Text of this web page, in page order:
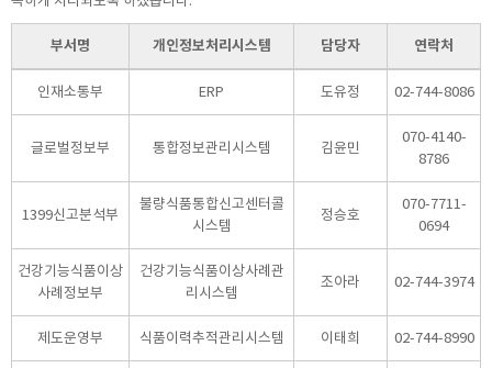
부서명 개인정보처리시스템 담당자 연락처
인재소통부 ERP 도유정 02-744-8086
글로벌정보부 통합정보관리시스템 김윤민
070-4140-
8786
1399신고분석부
불량식품통합신고센터콜
시스템
정승호
070-7711-
0694
건강기능식품이상
사례정보부
건강기능식품이상사례관
리시스템
조아라 02-744-3974
제도운영부 식품이력추적관리시스템 이태희 02-744-8990